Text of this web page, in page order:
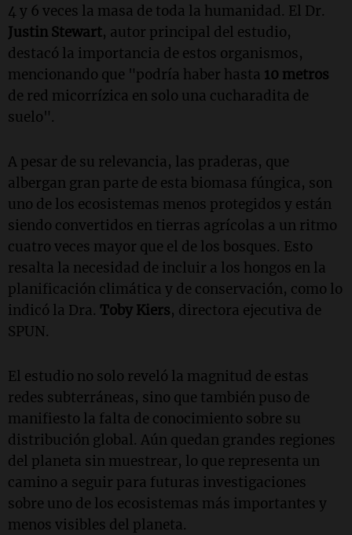
4 y 6 veces la masa de toda la humanidad. El Dr.
Justin Stewart, autor principal del estudio,
destacó la importancia de estos organismos,
mencionando que "podría haber hasta 10 metros
de red micorrízica en solo una cucharadita de
suelo".
A pesar de su relevancia, las praderas, que
albergan gran parte de esta biomasa fúngica, son
uno de los ecosistemas menos protegidos y están
siendo convertidos en tierras agrícolas a un ritmo
cuatro veces mayor que el de los bosques. Esto
resalta la necesidad de incluir a los hongos en la
planificación climática y de conservación, como lo
indicó la Dra. Toby Kiers, directora ejecutiva de
SPUN.
El estudio no solo reveló la magnitud de estas
redes subterráneas, sino que también puso de
manifiesto la falta de conocimiento sobre su
distribución global. Aún quedan grandes regiones
del planeta sin muestrear, lo que representa un
camino a seguir para futuras investigaciones
sobre uno de los ecosistemas más importantes y
menos visibles del planeta.